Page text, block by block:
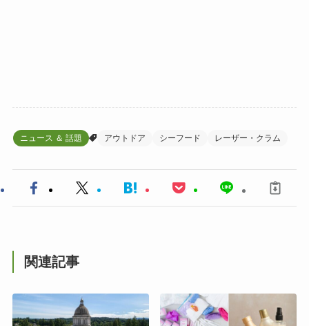
ニュース ＆ 話題 アウトドア シーフード レーザー・クラム
関連記事